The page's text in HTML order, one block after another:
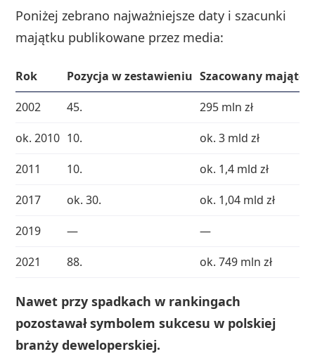
Poniżej zebrano najważniejsze daty i szacunki
majątku publikowane przez media:
Rok Pozycja w zestawieniu Szacowany majątek
2002
45.
295 mln zł
ok. 2010 10.
ok. 3 mld zł
2011
10.
ok. 1,4 mld zł
2017
ok. 30.
ok. 1,04 mld zł
2019
—
—
2021
88. ok. 749 mln zł
Nawet przy spadkach w rankingach
pozostawał symbolem sukcesu w polskiej
branży deweloperskiej.